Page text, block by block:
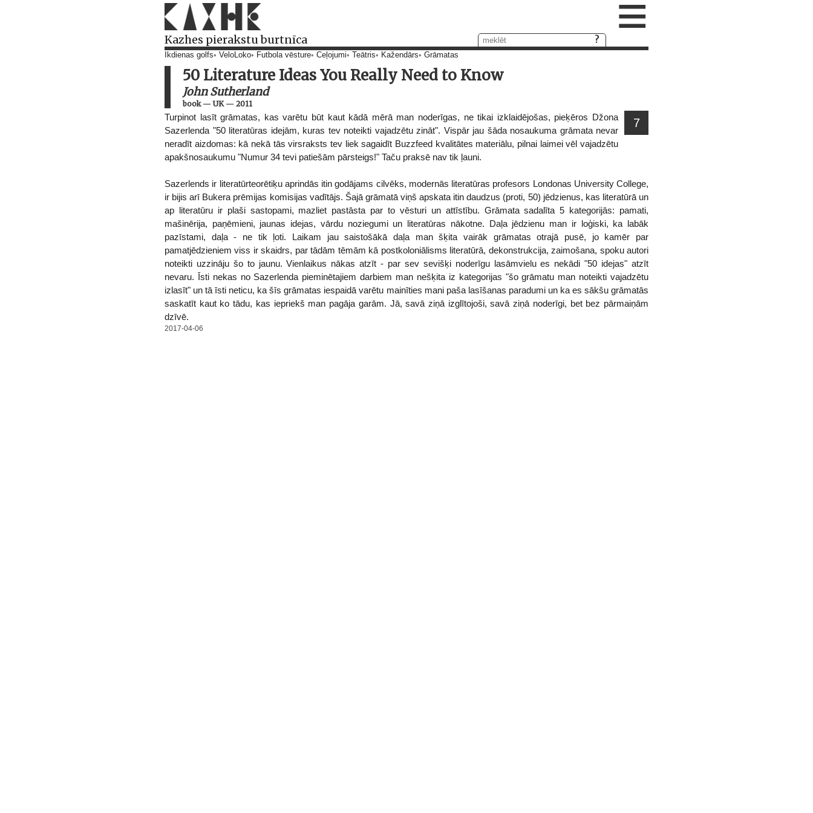
Kazhes pierakstu burtnīca ≡
Ikdienas golfs VeloLoko Futbola vēsture Ceļojumi Teātris Kažendārs Grāmatas
50 Literature Ideas You Really Need to Know
John Sutherland
book— UK— 2011
7
Turpinot lasīt grāmatas, kas varētu būt kaut kādā mērā man noderīgas, ne tikai izklaidējošas, pieķēros Džona
Sazerlenda "50 literatūras idejām, kuras tev noteikti vajadzētu zināt". Vispār jau šāda nosaukuma grāmata nevar
neradīt aizdomas: kā nekā tās virsraksts tev liek sagaidīt Buzzfeed kvalitātes materiālu, pilnai laimei vēl vajadzētu
apakšnosaukumu "Numur 34 tevi patiešām pārsteigs!" Taču praksē nav tik ļauni.
Sazerlends ir literatūrteorētiķu aprindās itin godājams cilvēks, modernās literatūras profesors Londonas University College,
ir bijis arī Bukera prēmijas komisijas vadītājs. Šajā grāmatā viņš apskata itin daudzus (proti, 50) jēdzienus, kas literatūrā un
ap literatūru ir plaši sastopami, mazliet pastāsta par to vēsturi un attīstību. Grāmata sadalīta 5 kategorijās: pamati,
mašinērija, paņēmieni, jaunas idejas, vārdu noziegumi un literatūras nākotne. Daļa jēdzienu man ir loģiski, ka labāk
pazīstami, daļa - ne tik ļoti. Laikam jau saistošākā daļa man šķita vairāk grāmatas otrajā pusē, jo kamēr par
pamatjēdzieniem viss ir skaidrs, par tādām tēmām kā postkoloniālisms literatūrā, dekonstrukcija, zaimošana, spoku autori
noteikti uzzināju šo to jaunu. Vienlaikus nākas atzīt - par sev sevišķi noderīgu lasāmvielu es nekādi "50 idejas" atzīt
nevaru. Īsti nekas no Sazerlenda pieminētajiem darbiem man nešķita iz kategorijas "šo grāmatu man noteikti vajadzētu
izlasīt" un tā īsti neticu, ka šīs grāmatas iespaidā varētu mainīties mani paša lasīšanas paradumi un ka es sākšu grāmatās
saskatīt kaut ko tādu, kas iepriekš man pagāja garām. Jā, savā ziņā izglītojoši, savā ziņā noderīgi, bet bez pārmaiņām
dzīvē.
2017-04-06